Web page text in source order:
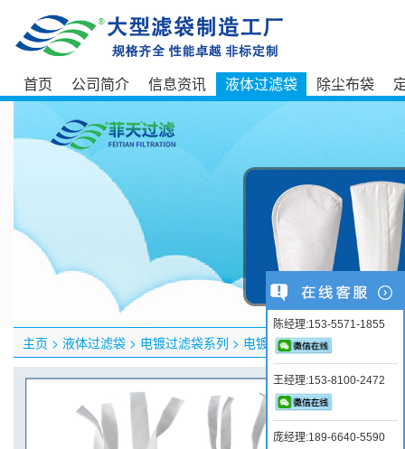
首页 公司简介 信息资讯 液体过滤袋 除尘布袋
主页 > 液体过滤袋 > 电镀过滤袋系列 > 电镀过滤袋
电镀
陈经理:153-5571-1855
王经理:153-8100-2472
庞经理:189-6640-5590